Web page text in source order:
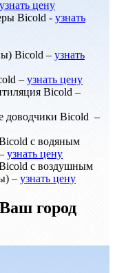
узнать цену
Bicold - узнать
Bicold –узнать
–узнать цену
Bicold –
доводчики Bicold –
с водяным
узнать цену
с воздушным
–узнать цену
город